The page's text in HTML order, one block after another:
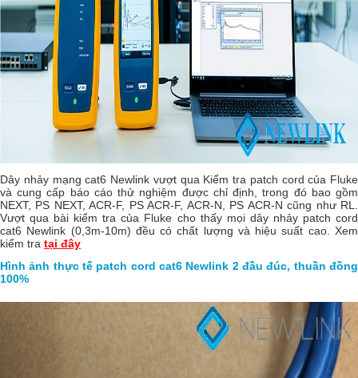
Dây nhảy mạng cat6 Newlink vượt qua Kiểm tra patch cord của Fluke
và cung cấp báo cáo thử nghiệm được chỉ định, trong đó bao gồm
NEXT, PS NEXT, ACR-F, PS ACR-F, ACR-N, PS ACR-N cũng như RL.
Vượt qua bài kiểm tra của Fluke cho thấy mọi dây nhảy patch cord
cat6 Newlink (0,3m-10m) đều có chất lượng và hiệu suất cao. Xem
kiểm tra tại đây
Hình ảnh thực tế patch cord cat6 Newlink 2 đầu đúc, thuần đồng
100%